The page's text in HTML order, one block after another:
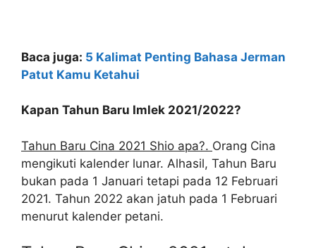
Baca juga: 5 Kalimat Penting Bahasa Jerman
Patut Kamu Ketahui
Kapan Tahun Baru Imlek 2021/2022?
Tahun Baru Cina 2021 Shio apa?. Orang Cina
mengikuti kalender lunar. Alhasil, Tahun Baru
bukan pada 1 Januari tetapi pada 12 Februari
2021. Tahun 2022 akan jatuh pada 1 Februari
menurut kalender petani.